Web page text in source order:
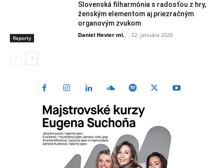
Reporty
Slovenská filharmónia s radosťou z hry,
ženským elementom aj priezračným
organovým zvukom
Daniel Hevier ml. - 22. januára 2026